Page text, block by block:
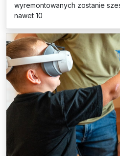
wyremontowanych zostanie
nawet 10